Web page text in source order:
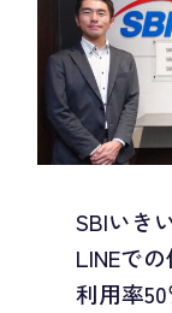
SBIいき
LINEで
利用率